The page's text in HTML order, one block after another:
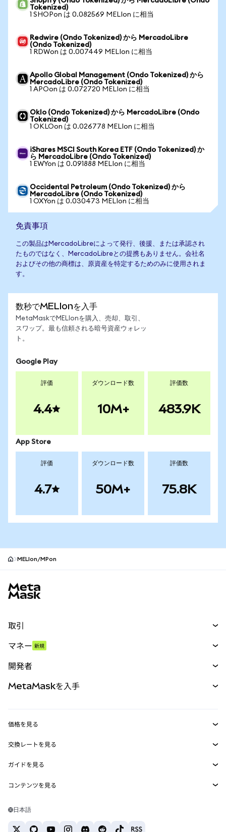
Tokenized)
1 SHOPon は 0.082569 MELIon に相当
Redwire (Ondo Tokenized) から MercadoLibre
(Ondo Tokenized)
1 RDWon は 0.007449 MELIon に相当
Apollo Global Management (Ondo Tokenized) から
MercadoLibre (Ondo Tokenized)
1 APOon は 0.072720 MELIon に相当
Oklo (Ondo Tokenized) から MercadoLibre (Ondo
Tokenized)
1 OKLOon は 0.026778 MELIon に相当
iShares MSCI South Korea ETF (Ondo Tokenized) か
ら MercadoLibre (Ondo Tokenized)
1 EWYon は 0.091888 MELIon に相当
Occidental Petroleum (Ondo Tokenized) から
MercadoLibre (Ondo Tokenized)
1 OXYon は 0.030473 MELIon に相当
免責事項
この製品はMercadoLibreによって発行、後援、または承認され
たものではなく、MercadoLibreとの提携もありません。会社名
およびその他の商標は、原資産を特定するためのみに使用されま
す。
数秒でMELIonを入手
MetaMaskでMELIonを購入、売却、取引、
スワップ。最も信頼される暗号資産ウォレッ
ト。
Google Play
評価
4.4
ダウンロード数
10M+
評価数
483.9K
App Store
評価
4.7
ダウンロード数
50M+
評価数
75.8K
MELIon/MPon
取引
パーペチュアル
RWA
マネー 新規
開発者
MetaMask Connect
Snaps
Web3サービス
MetaMaskを入手
セキュリティ
サポート
キャリア
お問い合わせ
価格を見る
イーサリアムの価格
Solanaの価格
Tetherの価格
交換レートを見る
ETH→USD
USDT→INR
BTC→INR
ETH→USDT
ガイドを見る
ETHの購入
コンテンツを見る
Solanaウォレット
日本語